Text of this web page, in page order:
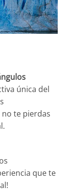
única del
te pierdas
que te